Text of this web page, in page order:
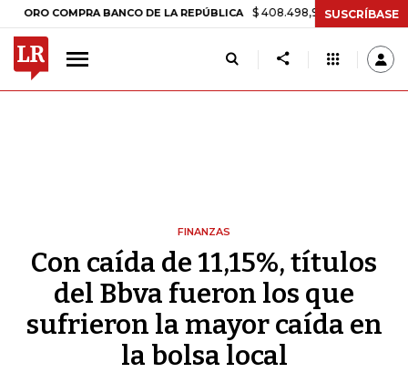
COMPRA BANCO DE LA REPÚBLICA $ 408.498,97 +$ 8.753,81 +2,19%
SUSCRÍBASE
FINANZAS
Con caída de 11,15%, títulos
del Bbva fueron los que
sufrieron la mayor caída en
la bolsa local